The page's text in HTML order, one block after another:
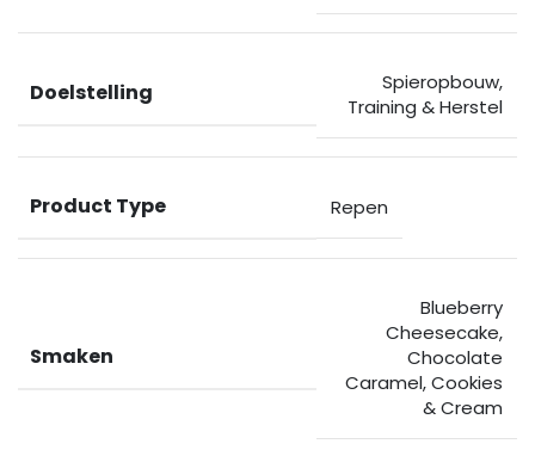
Doelstelling Spieropbouw,
Training & Herstel
Product Type Repen
Smaken
Blueberry
Cheesecake,
Chocolate
Caramel,Cookies
& Cream